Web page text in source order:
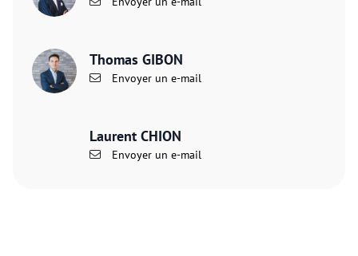
Thomas GIBON
Envoyer un e-mail
Laurent CHION
Envoyer un e-mail